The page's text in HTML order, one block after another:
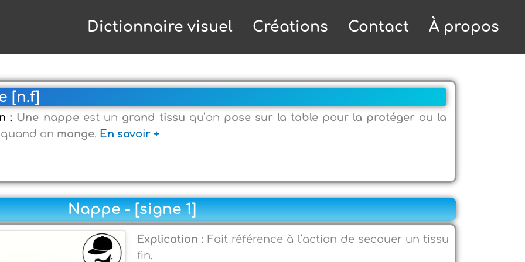
Dictionnaire visuel Créations Contact À propos
[n.f]
: Une nappeest un grand tissu qu’on pose sur la table pour la protéger ou la
quand on mange. En savoir +
Nappe - [signe 1]
Explication : Fait référence à l’action de secouer un tissu
fin.